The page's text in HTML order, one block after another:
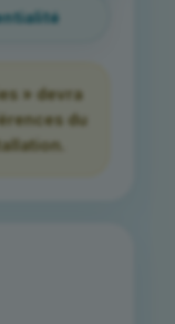
» devra
du